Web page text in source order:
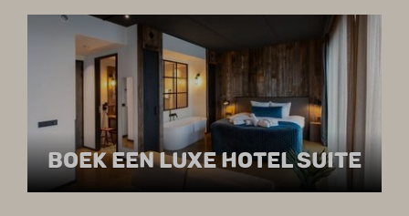
BOEK EEN LUXE HOTEL SUITE